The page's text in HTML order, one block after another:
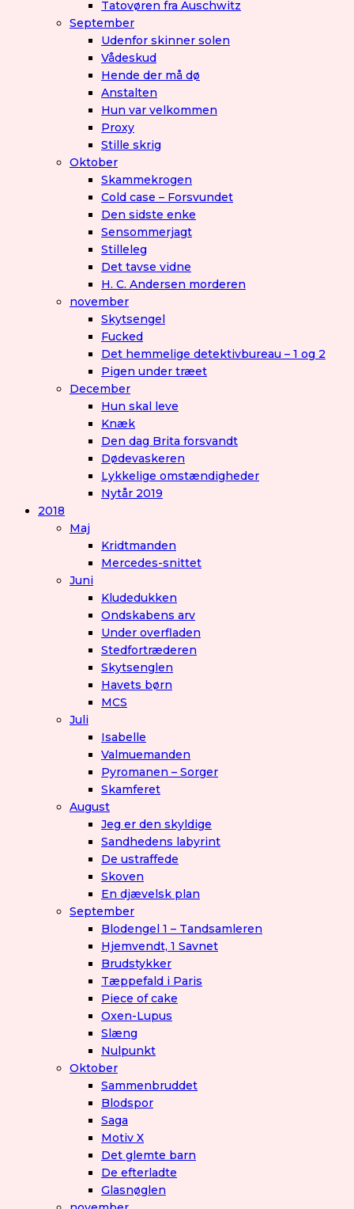
Tatovøren fra Auschwitz
September
Udenfor skinner solen
Vådeskud
Hende der må dø
Anstalten
Hun var velkommen
Proxy
Stille skrig
Oktober
Skammekrogen
Cold case – Forsvundet
Den sidste enke
Sensommerjagt
Stilleleg
Det tavse vidne
H. C. Andersen morderen
november
Skytsengel
Fucked
Det hemmelige detektivbureau – 1 og 2
Pigen under træet
December
Hun skal leve
Knæk
Den dag Brita forsvandt
Dødevaskeren
Lykkelige omstændigheder
Nytår 2019
2018
Maj
Kridtmanden
Mercedes-snittet
Juni
Kludedukken
Ondskabens arv
Under overfladen
Stedfortræderen
Skytsenglen
Havets børn
MCS
Juli
Isabelle
Valmuemanden
Pyromanen – Sorger
Skamferet
August
Jeg er den skyldige
Sandhedens labyrint
De ustraffede
Skoven
En djævelsk plan
September
Blodengel 1 – Tandsamleren
Hjemvendt, 1 Savnet
Brudstykker
Tæppefald i Paris
Piece of cake
Oxen-Lupus
Slæng
Nulpunkt
Oktober
Sammenbruddet
Blodspor
Saga
Motiv X
Det glemte barn
De efterladte
Glasnøglen